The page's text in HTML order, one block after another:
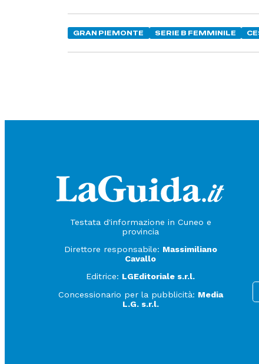
GRAN PIEMONTE SERIE B FEMMINILE
Testata d'informazione in Cuneo e
provincia
Direttore responsabile: Massimiliano
Cavallo
Editrice: LGEditoriale s.r.l.
Concessionario per la pubblicità: Media
L.G. s.r.l.